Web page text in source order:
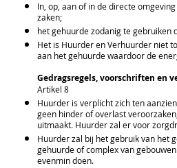
In, op, aan of in de directe
zaken;
het gehuurde zodanig te
Het is Huurder en Verhuurder niet
aan het gehuurde waardoor de
Gedragsregels, voorschriften en
Artikel 8
Huurder is verplicht zich ten
geen hinder of overlast
uitmaakt. Huurder zal er voor
Huurder zal bij het gebruik van het
gehuurde of complex van
evenmin doen.